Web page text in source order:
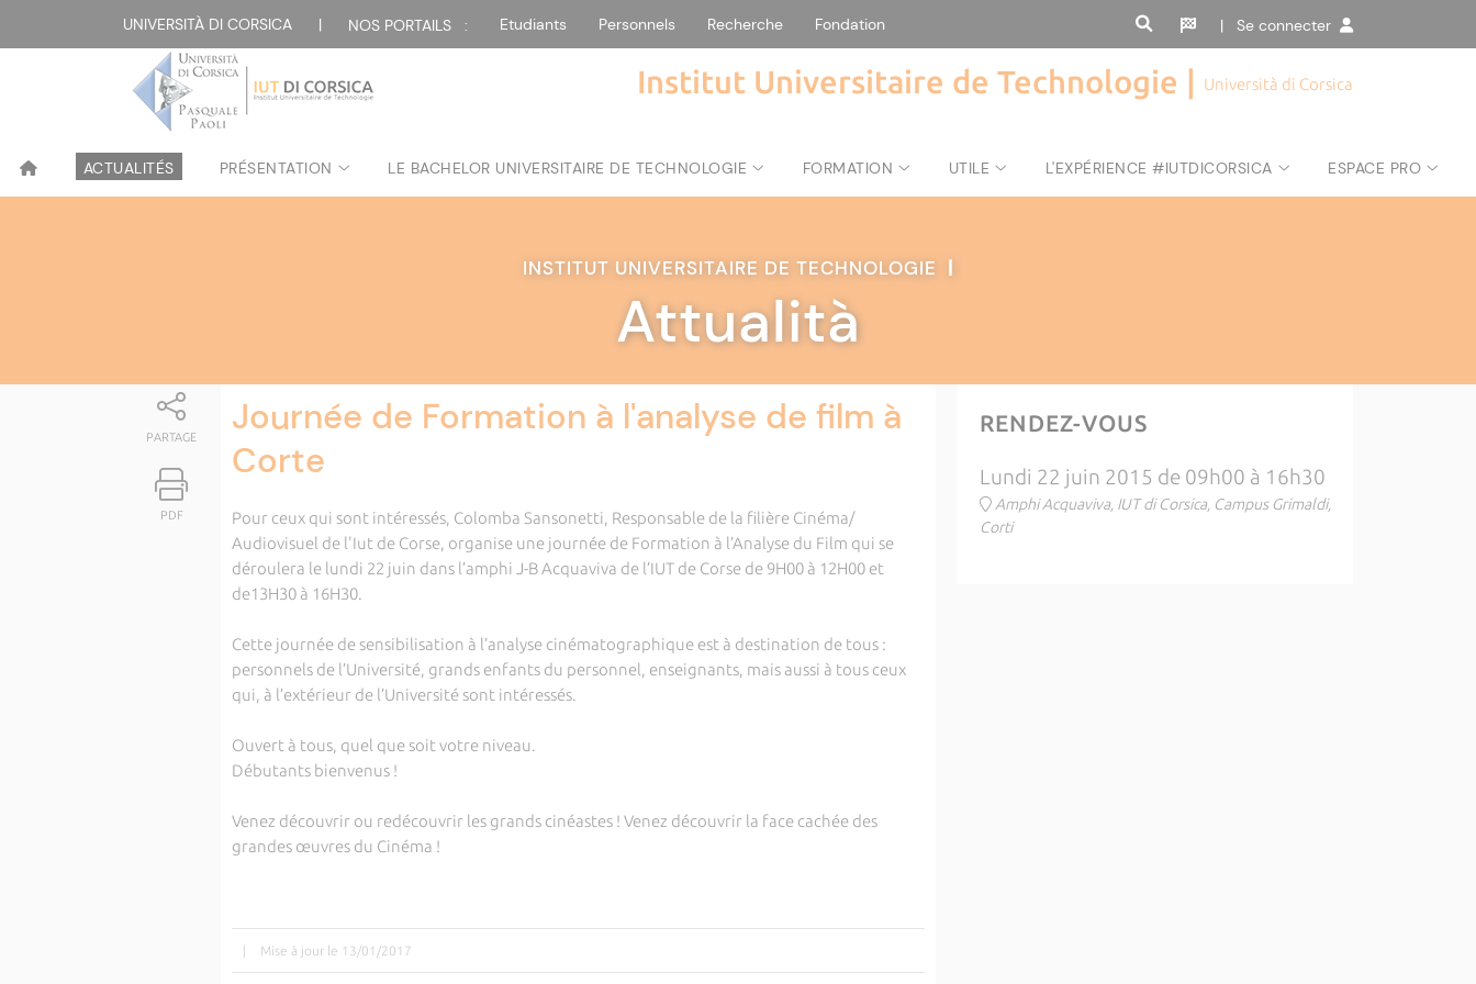
UNIVERSITÀ DI CORSICA | NOS PORTAILS : Etudiants Personnels Recherche Fondation | Se connecter
Institut Universitaire de Technologie | Università di Corsica
ACTUALITÉS PRÉSENTATION LE BACHELOR UNIVERSITAIRE DE TECHNOLOGIE FORMATION UTILE L'EXPÉRIENCE #IUTDICORSICA ESPACE PRO
INSTITUT UNIVERSITAIRE DE TECHNOLOGIE |
Attualità
PARTAGE
PDF
Journée de Formation à l'analyse de film à
Corte
Pour ceux qui sont intéressés, Colomba Sansonetti, Responsable de la filière Cinéma/
Audiovisuel de l'Iut de Corse, organise une journée de Formation à l’Analyse du Film qui se
déroulera le lundi 22 juin dans l’amphi J-B Acquaviva de l’IUT de Corse de 9H00 à 12H00 et
de13H30 à 16H30.
Cette journée de sensibilisation à l’analyse cinématographique est à destination de tous :
personnels de l’Université, grands enfants du personnel, enseignants, mais aussi à tous ceux
qui, à l’extérieur de l’Université sont intéressés.
Ouvert à tous, quel que soit votre niveau.
Débutants bienvenus !
Venez découvrir ou redécouvrir les grands cinéastes ! Venez découvrir la face cachée des
grandes œuvres du Cinéma !
| Mise à jour le 13/01/2017
RENDEZ-VOUS
Lundi 22 juin 2015 de 09h00 à 16h30
Amphi Acquaviva, IUT di Corsica, Campus Grimaldi,
Corti